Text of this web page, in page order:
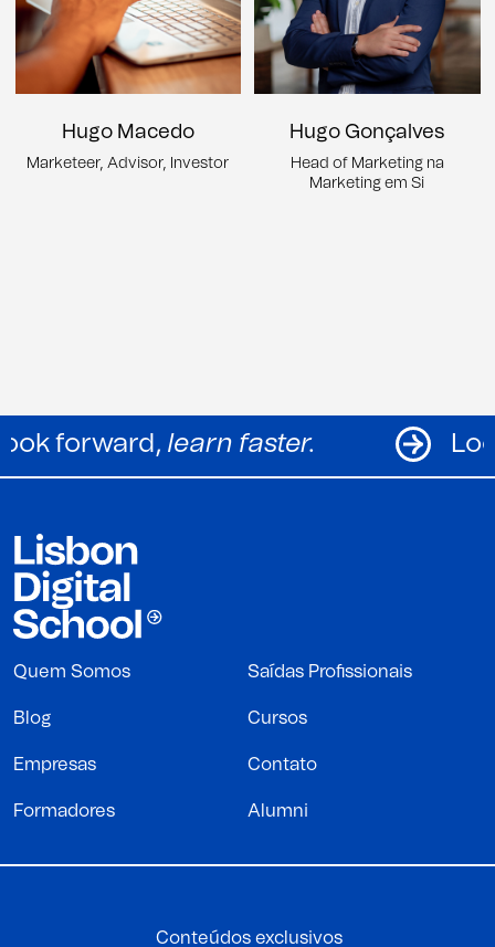
Hugo Macedo
Marketeer, Advisor, Investor
Hugo Gonçalves
Head of Marketing na
Marketing em Si
Look forward,learn faster.
Quem Somos Saídas Profissionais
Blog Cursos
Empresas Contato
Formadores Alumni
Conteúdos exclusivos